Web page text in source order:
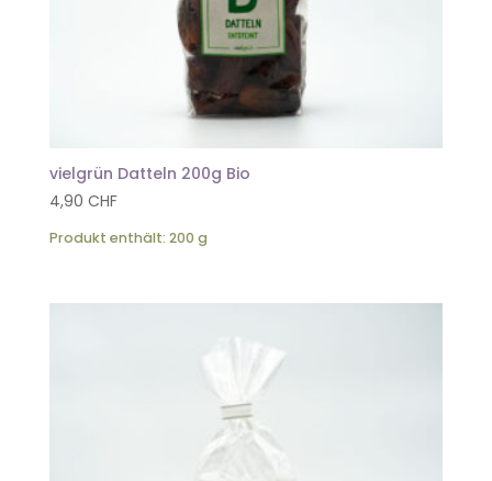
vielgrün Datteln 200g Bio
4,90 CHF
Produkt enthält: 200 g